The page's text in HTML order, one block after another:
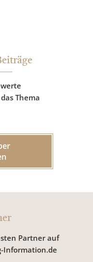
Thema
Partner auf
Information.de